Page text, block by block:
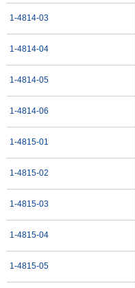
1-4814-03
1-4814-04
1-4814-05
1-4814-06
1-4815-01
1-4815-02
1-4815-03
1-4815-04
1-4815-05